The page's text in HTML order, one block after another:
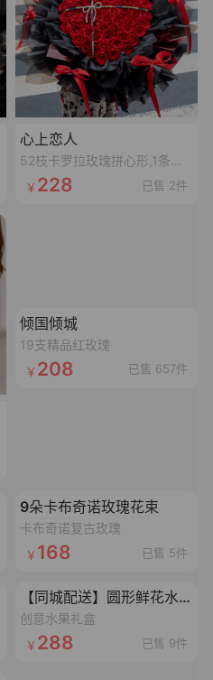
心上恋人
52枝卡罗拉玫瑰拼心形,1条十字黑色丝带,1个珍珠蝴蝶结,1张精美卡片(样式随机)
228 已售 2件
倾国倾城
19支精品红玫瑰
208 已售 657件
加载失败,点击重试
9朵卡布奇诺玫瑰花束
卡布奇诺复古玫瑰
168 已售 5件
加载失败,点击重试
【同城配送】圆形鲜花水果礼盒
创意水果礼盒
288 已售 9件